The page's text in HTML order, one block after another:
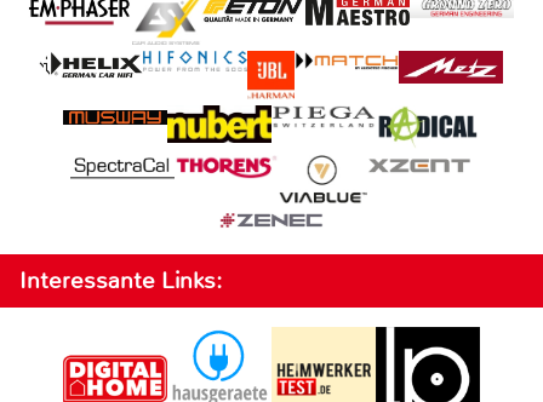
Interessante Links: